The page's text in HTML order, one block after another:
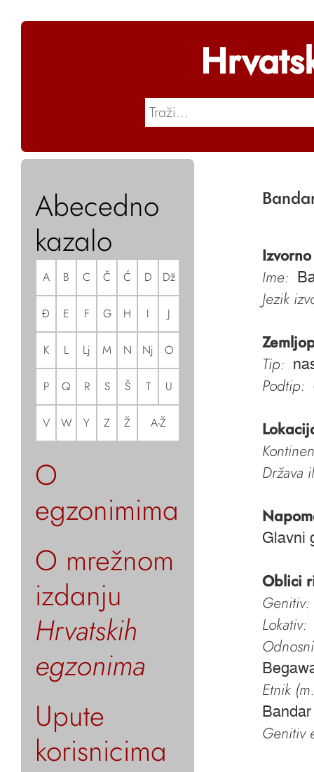
Abecedno
kazalo
A B C Č Ć D Dž
Đ E F G H I J
K L Lj M N Nj O
P Q R S Š T U
V W Y Z Ž A-Ž
O
egzonimima
O mrežnom
izdanju
Hrvatskih
egzonima
Upute
korisnicima
Ime:
Jezik
Tip:
Podtip:
Država
Glavni
Oblici
Genitiv:
Lokativ:
Etnik
Genitiv